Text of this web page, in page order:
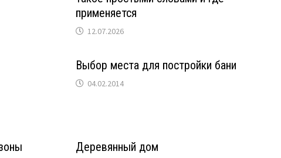
применяется
12.07.2026
Выбор места для постройки бани
04.02.2014
Деревянный дом